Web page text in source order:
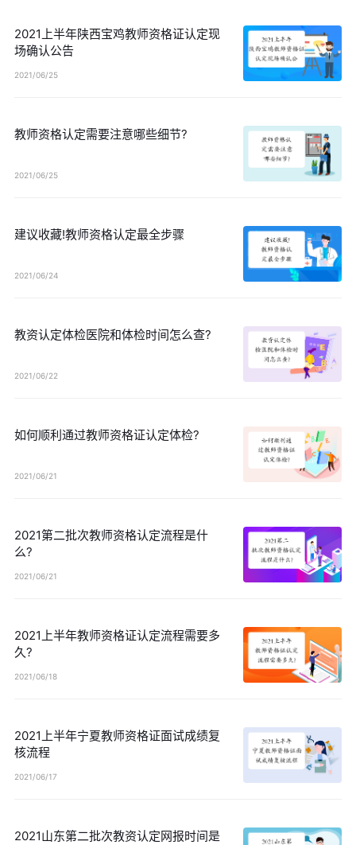
2021上半年陕西宝鸡教师资格证认定现
场确认公告
2021/06/25
教师资格认定需要注意哪些细节?
2021/06/25
建议收藏!教师资格认定最全步骤
2021/06/24
教资认定体检医院和体检时间怎么查?
2021/06/22
如何顺利通过教师资格证认定体检?
2021/06/21
2021第二批次教师资格认定流程是什
么?
2021/06/21
2021上半年教师资格证认定流程需要多
久?
2021/06/18
2021上半年宁夏教师资格证面试成绩复
核流程
2021/06/17
2021山东第二批次教资认定网报时间是